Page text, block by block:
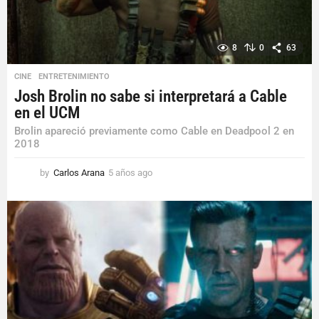
8 0 63
CINE ,ENTRETENIMIENTO
Josh Brolin no sabe si interpretará a Cable
en el UCM
Brolin apareció previamente como Cable en Deadpool 2 en
2018
by Carlos Arana 5 años ago
o